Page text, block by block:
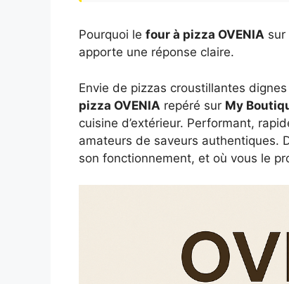
Pourquoi le four à pizza OVENIA sur
apporte une réponse claire.
Envie de pizzas croustillantes
pizza OVENIA repéré sur My
cuisine d’extérieur. Performant,
amateurs de saveurs authentiques.
son fonctionnement, et où vous le